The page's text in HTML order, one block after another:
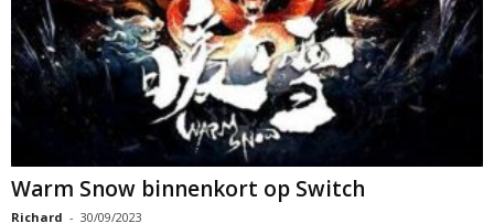
Warm Snow binnenkort op Switch
Richard - 30/09/2023